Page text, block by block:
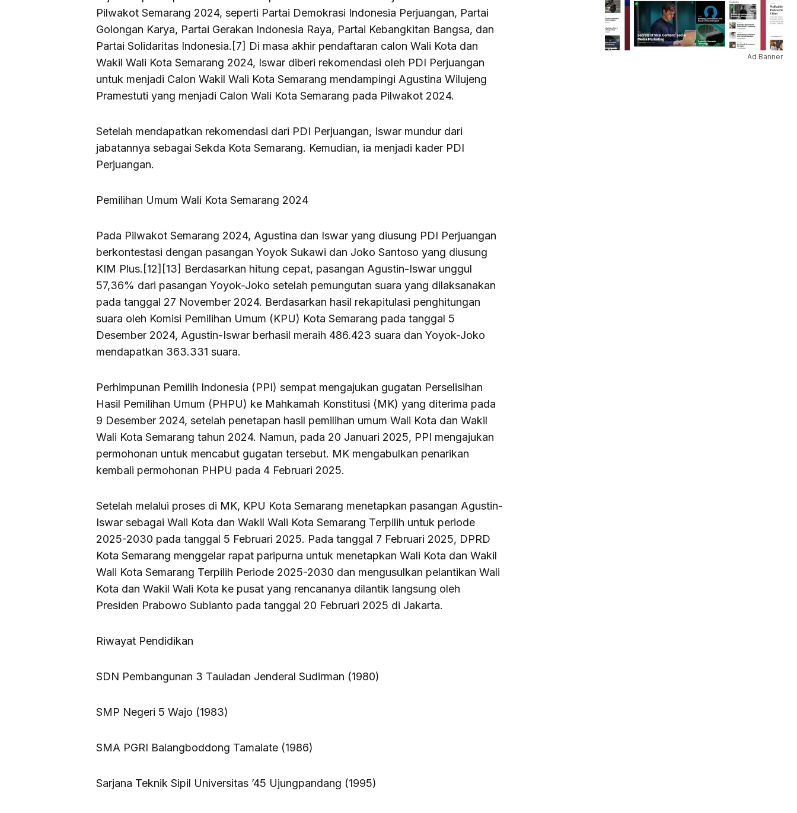
Pilwakot Semarang 2024, seperti Partai Demokrasi Indonesia Perjuangan, Partai
Golongan Karya, Partai Gerakan Indonesia Raya, Partai Kebangkitan Bangsa, dan
Partai Solidaritas Indonesia.[7] Di masa akhir pendaftaran calon Wali Kota dan
Wakil Wali Kota Semarang 2024, Iswar diberi rekomendasi oleh PDI Perjuangan
untuk menjadi Calon Wakil Wali Kota Semarang mendampingi Agustina Wilujeng
Pramestuti yang menjadi Calon Wali Kota Semarang pada Pilwakot 2024.
Setelah mendapatkan rekomendasi dari PDI Perjuangan, Iswar mundur dari
jabatannya sebagai Sekda Kota Semarang. Kemudian, ia menjadi kader PDI
Perjuangan.
Pemilihan Umum Wali Kota Semarang 2024
Pada Pilwakot Semarang 2024, Agustina dan Iswar yang diusung PDI Perjuangan
berkontestasi dengan pasangan Yoyok Sukawi dan Joko Santoso yang diusung
KIM Plus.[12][13] Berdasarkan hitung cepat, pasangan Agustin-Iswar unggul
57,36% dari pasangan Yoyok-Joko setelah pemungutan suara yang dilaksanakan
pada tanggal 27 November 2024. Berdasarkan hasil rekapitulasi penghitungan
suara oleh Komisi Pemilihan Umum (KPU) Kota Semarang pada tanggal 5
Desember 2024, Agustin-Iswar berhasil meraih 486.423 suara dan Yoyok-Joko
mendapatkan 363.331 suara.
Perhimpunan Pemilih Indonesia (PPI) sempat mengajukan gugatan Perselisihan
Hasil Pemilihan Umum (PHPU) ke Mahkamah Konstitusi (MK) yang diterima pada
9 Desember 2024, setelah penetapan hasil pemilihan umum Wali Kota dan Wakil
Wali Kota Semarang tahun 2024. Namun, pada 20 Januari 2025, PPI mengajukan
permohonan untuk mencabut gugatan tersebut. MK mengabulkan penarikan
kembali permohonan PHPU pada 4 Februari 2025.
Setelah melalui proses di MK, KPU Kota Semarang menetapkan pasangan Agustin-
Iswar sebagai Wali Kota dan Wakil Wali Kota Semarang Terpilih untuk periode
2025-2030 pada tanggal 5 Februari 2025. Pada tanggal 7 Februari 2025, DPRD
Kota Semarang menggelar rapat paripurna untuk menetapkan Wali Kota dan Wakil
Wali Kota Semarang Terpilih Periode 2025-2030 dan mengusulkan pelantikan Wali
Kota dan Wakil Wali Kota ke pusat yang rencananya dilantik langsung oleh
Presiden Prabowo Subianto pada tanggal 20 Februari 2025 di Jakarta.
Riwayat Pendidikan
SDN Pembangunan 3 Tauladan Jenderal Sudirman (1980)
SMP Negeri 5 Wajo (1983)
SMA PGRI Balangboddong Tamalate (1986)
Sarjana Teknik Sipil Universitas ’45 Ujungpandang (1995)
Ad Banner